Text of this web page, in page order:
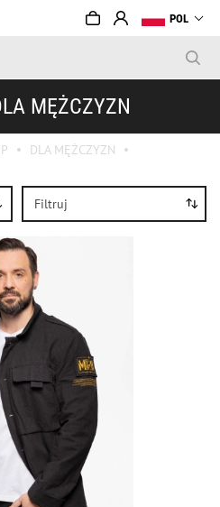
POL
MĘŻCZYZN
DLA MĘŻCZYZN
Filtruj